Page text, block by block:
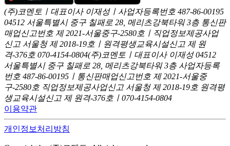
(주)코멘토ㅣ대표이사 이재성ㅣ사업자등록번호 487-86-00195
04512 서울특별시 중구 칠패로 28, 메리츠강북타워 3층 통신판
매업신고번호 제 2021-서울중구-2580호ㅣ직업정보제공사업
신고 서울청 제 2018-19호ㅣ원격평생교육시설신고 제 원
격-376호 070-4154-0804(주)코멘토ㅣ대표이사 이재성 04512
서울특별시 중구 칠패로 28, 메리츠강북타워 3층 사업자등록
번호 487-86-00195ㅣ통신판매업신고번호 제 2021-서울중
구-2580호 직업정보제공사업신고 서울청 제 2018-19호 원격평
생교육시설신고 제 원격-376호ㅣ070-4154-0804
이용약관
개인정보처리방침